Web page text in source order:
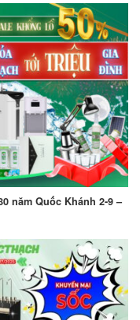
năm Quốc Khánh 2-9 –